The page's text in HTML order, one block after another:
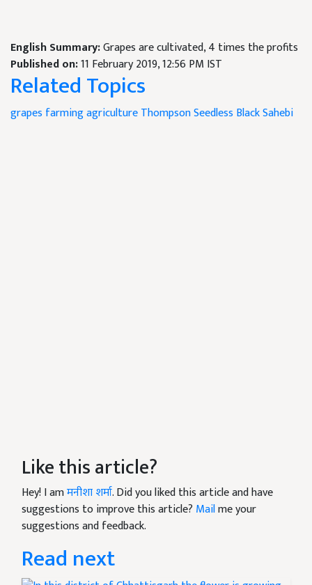
English Summary:Grapes are cultivated, 4 times the profits
Published on:11 February 2019, 12:56 PM IST
Related Topics
grapes farmingagricultureThompson Seedless Black Sahebi
Like this article?
Hey! I amमनीशा शर्मा. Did you liked this article and have
suggestions to improve this article? Mailme your
suggestions and feedback.
Read next